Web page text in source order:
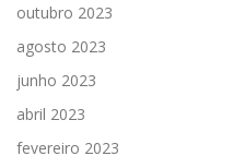
outubro 2023
agosto 2023
junho 2023
abril 2023
fevereiro 2023